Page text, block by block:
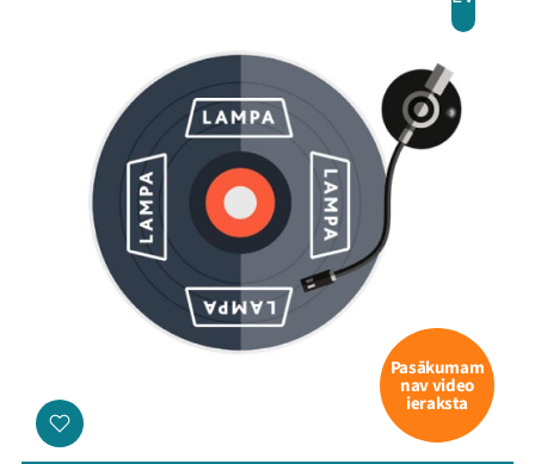
ThreadsFacebook
Youtube
X Instagram
Flick
Pasākumam
nav video
ieraksta